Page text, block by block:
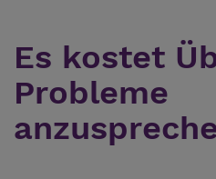
Es kostet
Probleme